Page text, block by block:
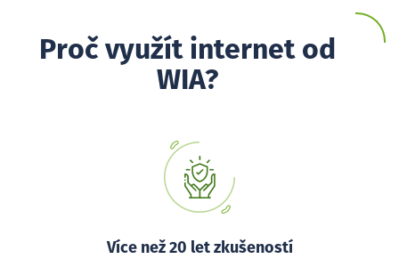
Proč využít internet od
WIA?
Více než 20 let zkušeností